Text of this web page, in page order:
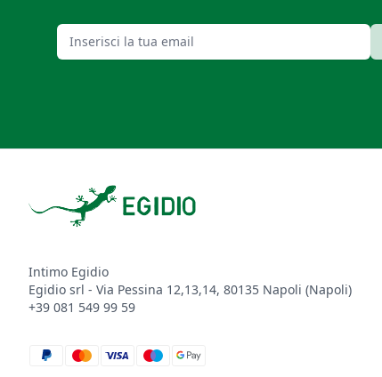
Email
Intimo Egidio
Egidio srl - Via Pessina 12,13,14, 80135 Napoli (Napoli)
+39 081 549 99 59
paypal
mastercard
visa
maestro
google_pay